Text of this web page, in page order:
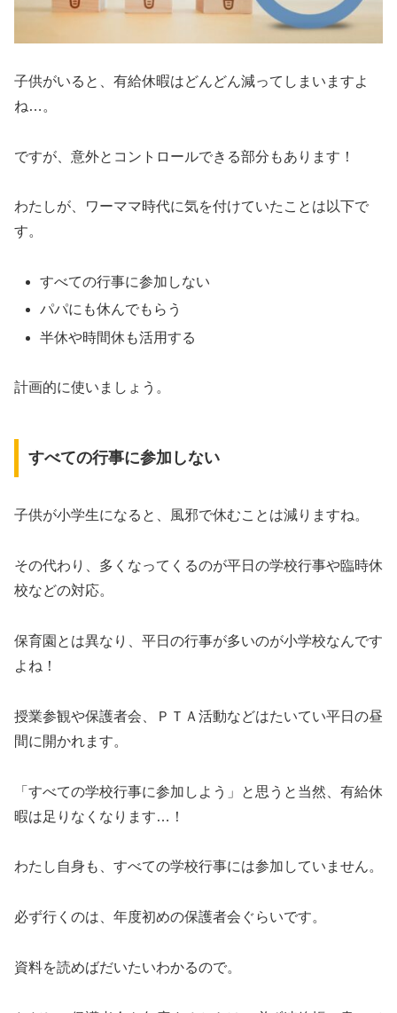
子供がいると、有給休暇はどんどん減ってしまいますよ
ね…。
ですが、意外とコントロールできる部分もあります！
わたしが、ワーママ時代に気を付けていたことは以下で
す。
すべての行事に参加しない
パパにも休んでもらう
半休や時間休も活用する
計画的に使いましょう。
すべての行事に参加しない
子供が小学生になると、風邪で休むことは減りますね。
その代わり、多くなってくるのが平日の学校行事や臨時休
校などの対応。
保育園とは異なり、平日の行事が多いのが小学校なんです
よね！
授業参観や保護者会、ＰＴＡ活動などはたいてい平日の昼
間に開かれます。
「すべての学校行事に参加しよう」と思うと当然、有給休
暇は足りなくなります…！
わたし自身も、すべての学校行事には参加していません。
必ず行くのは、年度初めの保護者会ぐらいです。
資料を読めばだいたいわかるので。